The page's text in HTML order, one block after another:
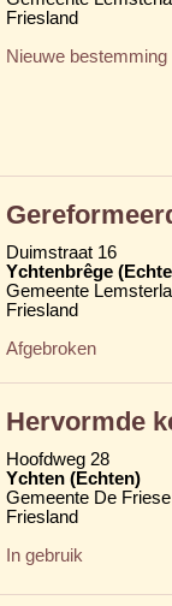
Friesland
Nieuwe bestemming
Duimstraat 16
Ychtenbrêge
Gemeente
Friesland
Afgebroken
Hervormde
Hoofdweg 28
Ychten (Echten)
Gemeente De
Friesland
In gebruik